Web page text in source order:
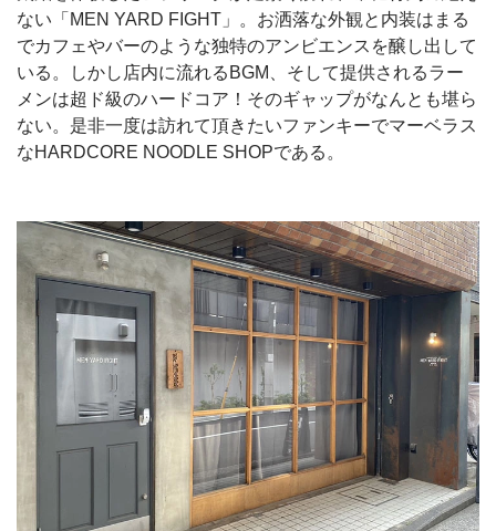
ない「MEN YARD FIGHT」。お洒落な外観と内装はまる
でカフェやバーのような独特のアンビエンスを醸し出して
いる。しかし店内に流れるBGM、そして提供されるラー
メンは超ド級のハードコア！そのギャップがなんとも堪ら
ない。是非一度は訪れて頂きたいファンキーでマーベラス
なHARDCORE NOODLE SHOPである。